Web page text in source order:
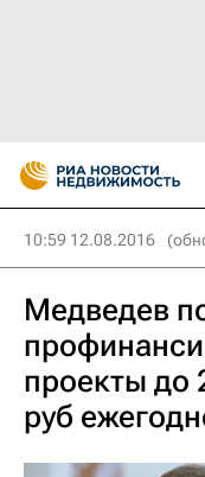
10:59 12.08.2016
Медведев
проекты до
руб